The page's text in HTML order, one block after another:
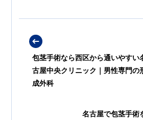
包茎手術なら西区から通いやすい
古屋中央クリニック｜男性専門の
成外科
名古屋で包茎手術